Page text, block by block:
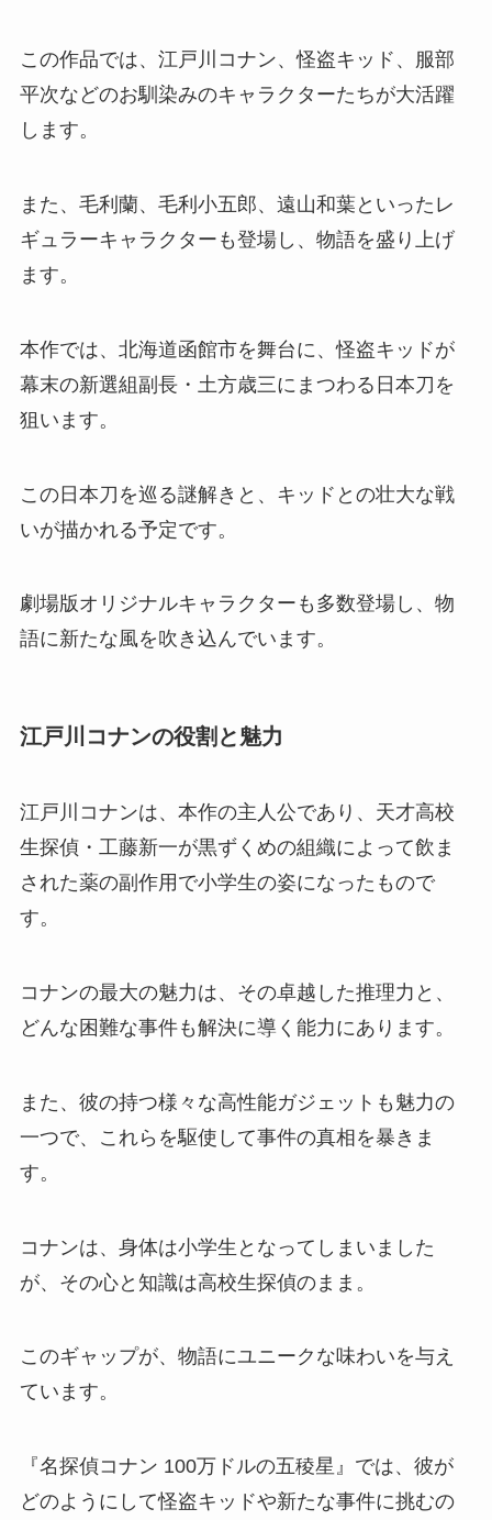
この作品では、江戸川コナン、怪盗キッド、服部
平次などのお馴染みのキャラクターたちが大活躍
します。
また、毛利蘭、毛利小五郎、遠山和葉といったレ
ギュラーキャラクターも登場し、物語を盛り上げ
ます。
本作では、北海道函館市を舞台に、怪盗キッドが
幕末の新選組副長・土方歳三にまつわる日本刀を
狙います。
この日本刀を巡る謎解きと、キッドとの壮大な戦
いが描かれる予定です。
劇場版オリジナルキャラクターも多数登場し、物
語に新たな風を吹き込んでいます。
江戸川コナンの役割と魅力
江戸川コナンは、本作の主人公であり、天才高校
生探偵・工藤新一が黒ずくめの組織によって飲ま
された薬の副作用で小学生の姿になったもので
す。
コナンの最大の魅力は、その卓越した推理力と、
どんな困難な事件も解決に導く能力にあります。
また、彼の持つ様々な高性能ガジェットも魅力の
一つで、これらを駆使して事件の真相を暴きま
す。
コナンは、身体は小学生となってしまいました
が、その心と知識は高校生探偵のまま。
このギャップが、物語にユニークな味わいを与え
ています。
『名探偵コナン 100万ドルの五稜星』では、彼が
どのようにして怪盗キッドや新たな事件に挑むの